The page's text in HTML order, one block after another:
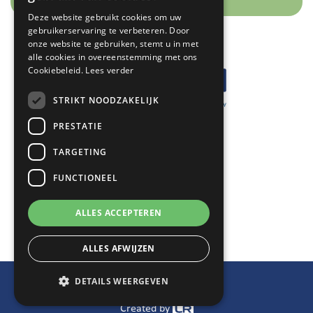
+31 (0)478 551200
info@argowil.nl
Created by
GERMAN
Deze website gebruikt cookies om uw
gebruikerservaring te verbeteren. Door
onze website te gebruiken, stemt u in met
alle cookies in overeenstemming met ons
Cookiebeleid. Lees verder
STRIKT NOODZAKELIJK
PRESTATIE
TARGETING
FUNCTIONEEL
ALLES ACCEPTEREN
ALLES AFWIJZEN
DETAILS WEERGEVEN